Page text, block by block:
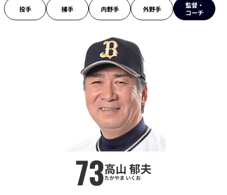
投手 捕手 内野手 外野手
監督・
コーチ
73高山 郁夫
たかやま いくお